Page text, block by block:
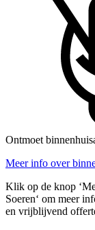
Ontmoet
Meer info over
Klik op de knop
Soeren‘ om meer
en vrijblijvend